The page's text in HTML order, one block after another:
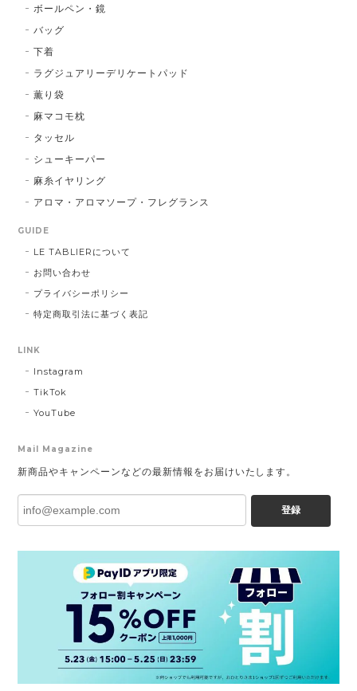
ボールペン・鏡
バッグ
下着
ラグジュアリーデリケートパッド
薫り袋
麻マコモ枕
タッセル
シューキーパー
麻糸イヤリング
アロマ・アロマソープ・フレグランス
GUIDE
LE TABLIERについて
お問い合わせ
プライバシーポリシー
特定商取引法に基づく表記
LINK
Instagram
TikTok
YouTube
Mail Magazine
新商品やキャンペーンなどの最新情報をお届けいたします。
登録